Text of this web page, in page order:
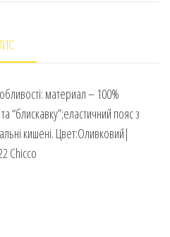
материал – 100%
“блискавку”;еластичний пояс з
кишені. Цвет:Оливковий|
Chicco